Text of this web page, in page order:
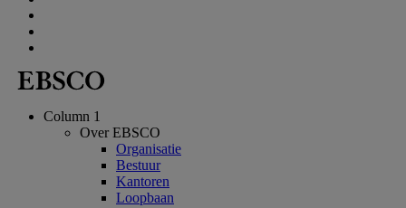
Column 1
Over EBSCO
Organisatie
Bestuur
Kantoren
Loopbaan